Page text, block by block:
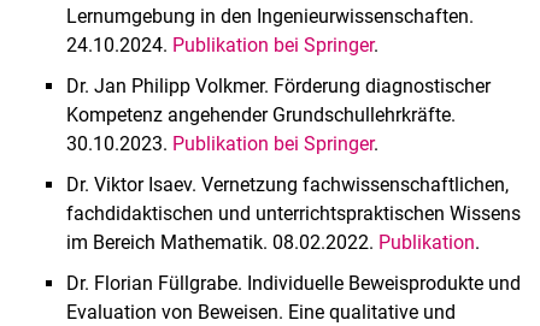
Lernumgebung in den Ingenieurwissenschaften.
24.10.2024. Publikation bei Springer.
Dr. Jan Philipp Volkmer. Förderung diagnostischer
Kompetenz angehender Grundschullehrkräfte.
30.10.2023. Publikation bei Springer.
Dr. Viktor Isaev. Vernetzung fachwissenschaftlichen,
fachdidaktischen und unterrichtspraktischen Wissens
im Bereich Mathematik. 08.02.2022. Publikation.
Dr. Florian Füllgrabe. Individuelle Beweisprodukte und
Evaluation von Beweisen. Eine qualitative und